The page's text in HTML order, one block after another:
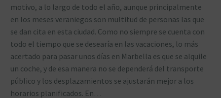
motivo, a lo largo de todo el año, aunque principalmente
en los meses veraniegos son multitud de personas las que
se dan cita en esta ciudad. Como no siempre se cuenta con
todo el tiempo que se desearía en las vacaciones, lo más
acertado para pasar unos días en Marbella es que se alquile
un coche, y de esa manera no se dependerá del transporte
público y los desplazamientos se ajustarán mejor a los
horarios planificados. En…